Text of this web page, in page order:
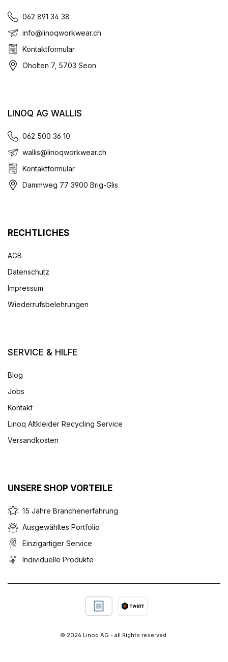
062 891 34 38
info@linoqworkwear.ch
Kontaktformular
Oholten 7, 5703 Seon
LINOQ AG WALLIS
062 500 36 10
wallis@linoqworkwear.ch
Kontaktformular
Dammweg 77 3900 Brig-Glis
RECHTLICHES
AGB
Datenschutz
Impressum
Wiederrufsbelehrungen
SERVICE & HILFE
Blog
Jobs
Kontakt
Linoq Altkleider Recycling Service
Versandkosten
UNSERE SHOP VORTEILE
15 Jahre Branchenerfahrung
Ausgewähltes Portfolio
Einzigartiger Service
Individuelle Produkte
© 2026 Linoq AG - all Rights reserved.